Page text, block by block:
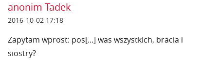
anonim Tadek
2016-10-02 17:18
Zapytam wprost: pos[...] was wszystkich, bracia i
siostry?